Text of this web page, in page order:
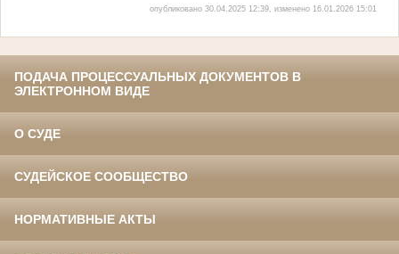
опубликовано 30.04.2025 12:39, изменено 16.01.2026 15:01
ПОДАЧА ПРОЦЕССУАЛЬНЫХ ДОКУМЕНТОВ В
ЭЛЕКТРОННОМ ВИДЕ
О СУДЕ
СУДЕЙСКОЕ СООБЩЕСТВО
НОРМАТИВНЫЕ АКТЫ